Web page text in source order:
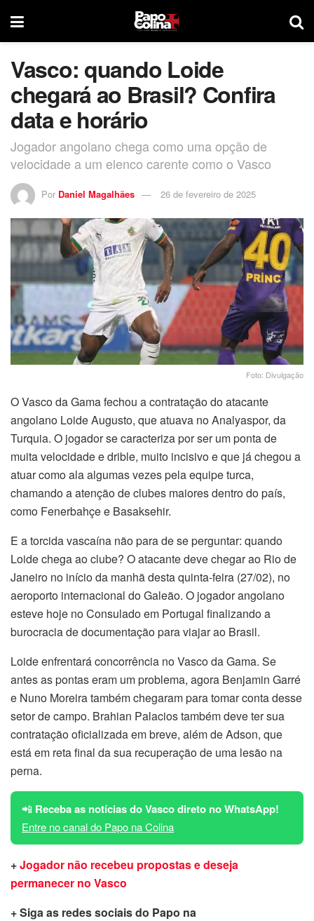
Vasco: quando Loide
chegará ao Brasil? Confira
data e horário
Jogador angolano chega como uma opção de
velocidade a um elenco carente como o Vasco
Por Daniel Magalhães 26 de fevereiro de 2025
Foto: Divulgação
O Vasco da Gama fechou a contratação do atacante
angolano Loide Augusto, que atuava no Analyaspor, da
Turquia. O jogador se caracteriza por ser um ponta de
muita velocidade e drible, muito incisivo e que já chegou a
atuar como ala algumas vezes pela equipe turca,
chamando a atenção de clubes maiores dentro do país,
como Fenerbahçe e Basaksehir.
E a torcida vascaína não para de se perguntar: quando
Loide chega ao clube? O atacante deve chegar ao Rio de
Janeiro no início da manhã desta quinta-feira (27/02), no
aeroporto internacional do Galeão. O jogador angolano
esteve hoje no Consulado em Portugal finalizando a
burocracia de documentação para viajar ao Brasil.
Loide enfrentará concorrência no Vasco da Gama. Se
antes as pontas eram um problema, agora Benjamin Garré
e Nuno Moreira também chegaram para tomar conta desse
setor de campo. Brahian Palacios também deve ter sua
contratação oficializada em breve, além de Adson, que
está em reta final da sua recuperação de uma lesão na
perna.
📲 Receba as notícias do Vasco direto no WhatsApp!
Entre no canal do Papo na Colina
+Jogador não recebeu propostas e deseja
permanecer no Vasco
+ Siga as redes sociais do Papo na